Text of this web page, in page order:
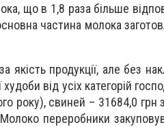
що в 1,8 раза більше
частина молока
якість продукції, але без
від усіх категорій
року), свиней – 31684,0 грн
переробники